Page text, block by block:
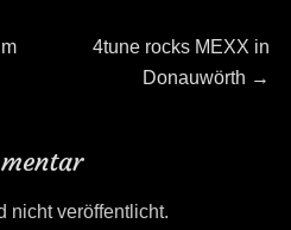
Next
4tune rocks MEXX in
Donauwörth →
nicht veröffentlicht.